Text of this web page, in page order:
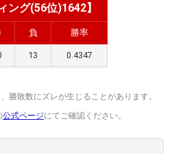
ング(56位)1642】
負 勝率
13 0.4347
勝敗数にズレが生じることがあります。
公式ページにてご確認ください。